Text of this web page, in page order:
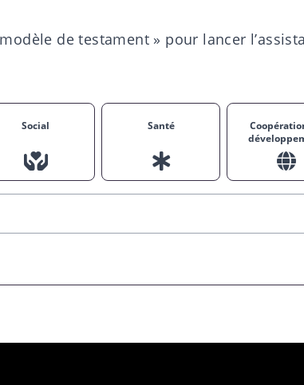
de testament » pour lancer
Social Santé